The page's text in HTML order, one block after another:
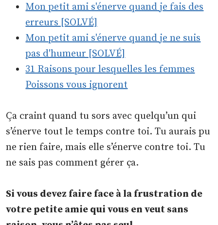
Mon petit ami s'énerve quand je fais des
erreurs [SOLVÉ]
Mon petit ami s'énerve quand je ne suis
pas d'humeur [SOLVÉ]
31 Raisons pour lesquelles les femmes
Poissons vous ignorent
Ça craint quand tu sors avec quelqu’un qui
s’énerve tout le temps contre toi. Tu aurais pu
ne rien faire, mais elle s’énerve contre toi. Tu
ne sais pas comment gérer ça.
Si vous devez faire face à la frustration de
votre petite amie qui vous en veut sans